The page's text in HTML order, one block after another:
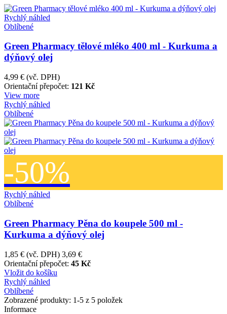
Rychlý náhled
Oblíbené
Green Pharmacy tělové mléko 400 ml - Kurkuma a
dýňový olej
4,99 € (vč. DPH)
Orientační přepočet: 121 Kč
View more
Rychlý náhled
Oblíbené
-50%
Rychlý náhled
Oblíbené
Green Pharmacy Pěna do koupele 500 ml -
Kurkuma a dýňový olej
1,85 € (vč. DPH) 3,69 €
Orientační přepočet: 45 Kč
Vložit do košíku
Rychlý náhled
Oblíbené
Zobrazené produkty: 1-5 z 5 položek
Informace